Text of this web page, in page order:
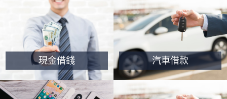
現金借錢 汽車借款